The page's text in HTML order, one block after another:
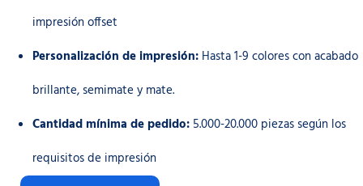
impresión offset
Personalización de impresión: Hasta 1-9 colores con acabado
brillante, semimate y mate.
Cantidad mínima de pedido: 5.000-20.000 piezas según los
requisitos de impresión